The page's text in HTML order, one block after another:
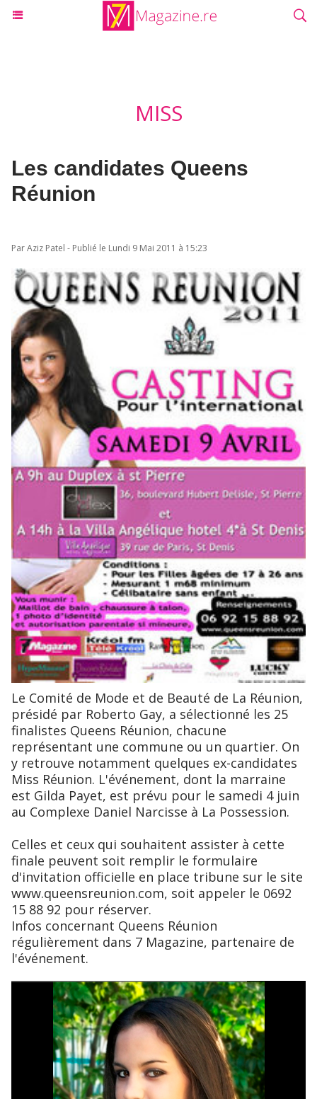
MISS
Les candidates Queens
Réunion
Par Aziz Patel - Publié le Lundi 9 Mai 2011 à 15:23
Le Comité de Mode et de Beauté de La Réunion,
présidé par Roberto Gay, a sélectionné les 25
finalistes Queens Réunion, chacune
représentant une commune ou un quartier. On
y retrouve notamment quelques ex-candidates
Miss Réunion. L'événement, dont la marraine
est Gilda Payet, est prévu pour le samedi 4 juin
au Complexe Daniel Narcisse à La Possession.
Celles et ceux qui souhaitent assister à cette
finale peuvent soit remplir le formulaire
d'invitation officielle en place tribune sur le site
www.queensreunion.com, soit appeler le 0692
15 88 92 pour réserver.
Infos concernant Queens Réunion
régulièrement dans 7 Magazine, partenaire de
l'événement.